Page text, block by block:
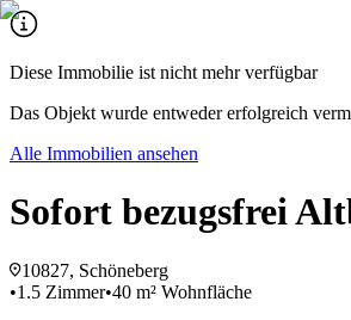
Diese Immobilie ist nicht mehr verfügbar
Das Objekt wurde entweder erfolgreich
Alle Immobilien ansehen
Sofort bezugsfrei
10827, Schöneberg
•1.5 Zimmer•40 m² Wohnfläche